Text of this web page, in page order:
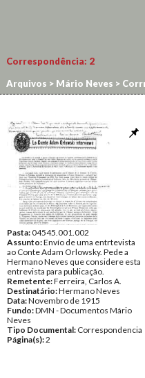
Correspondência: 2
Arquivos > Mário Neves >
Pasta:04545.001.002
Assunto:Envío de uma entrtevista
ao Conte Adam Orlowsky. Pede a
Hermano Neves que considere esta
entrevista para publicação.
Remetente:Ferreira, Carlos A.
Destinatário:Hermano Neves
Data:Novembro de 1915
Fundo:DMN - Documentos Mário
Neves
Tipo Documental: Correspondencia
Página(s):2